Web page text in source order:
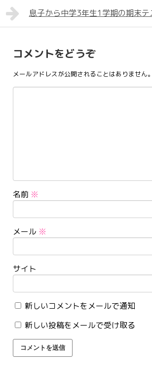
息子から中学3年生1学期の期末テ
コメントをどうぞ
メールアドレスが公開されることはありません。
名前 ※
メール ※
サイト
新しいコメントをメールで通知
新しい投稿をメールで受け取る